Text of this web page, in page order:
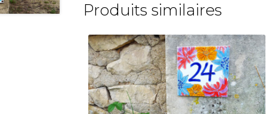
Produits similaires